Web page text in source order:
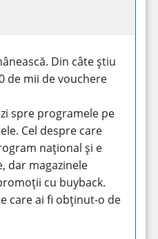
Din câte știu
de mii de vouchere
spre programele pe
Cel despre care
național și e
dar magazinele
cu buyback.
care ai fi obținut-o de